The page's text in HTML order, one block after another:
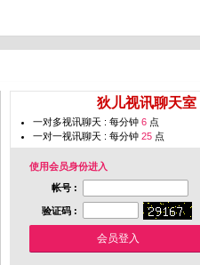
狄儿视讯聊天室
一对多视讯聊天 : 每分钟 6 点
一对一视讯聊天 : 每分钟 25 点
使用会员身份进入
帐号 :
验证码 :